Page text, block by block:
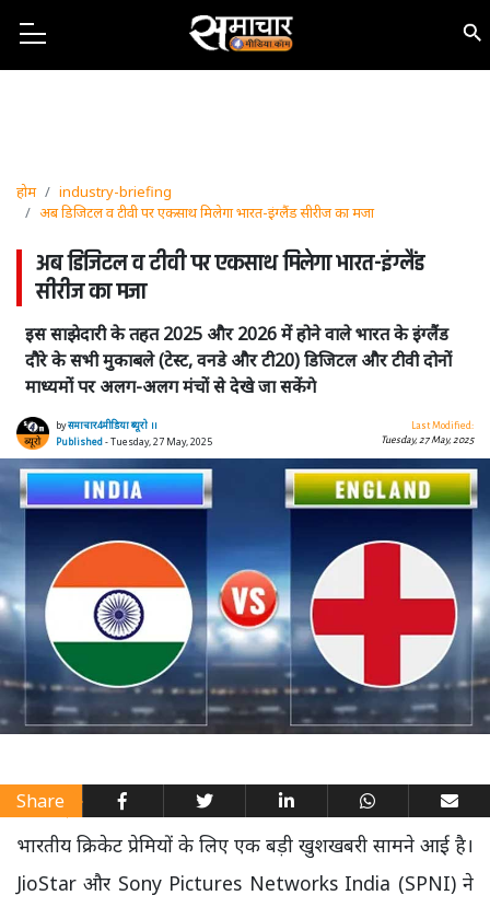
होम
industry-briefing
अब डिजिटल व टीवी पर एकसाथ मिलेगा भारत-इंग्लैंड सीरीज का मजा
अब डिजिटल व टीवी पर एकसाथ मिलेगा भारत-इंग्लैंड
सीरीज का मजा
इस साझेदारी के तहत 2025 और 2026 में होने वाले भारत के इंग्लैंड
दौरे के सभी मुकाबले (टेस्ट, वनडे और टी20) डिजिटल और टीवी दोनों
माध्यमों पर अलग-अलग मंचों से देखे जा सकेंगे
byसमाचार4मीडिया ब्यूरो ।।
Published- Tuesday, 27 May, 2025
Last Modified:
Tuesday, 27 May, 2025
Share
भारतीय क्रिकेट प्रेमियों के लिए एक बड़ी खुशखबरी सामने आई है।
JioStar और Sony Pictures Networks India (SPNI) ने